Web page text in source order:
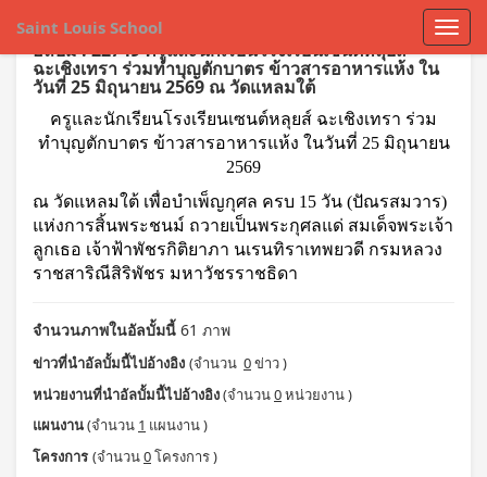
Saint Louis School
อัลบั้ม : 22749 ครูและนักเรียนโรงเรียนเซนต์หลุยส์
ฉะเชิงเทรา ร่วมทำบุญตักบาตร ข้าวสารอาหารแห้ง ใน
วันที่ 25 มิถุนายน 2569 ณ วัดแหลมใต้
ครูและนักเรียนโรงเรียนเซนต์หลุยส์ ฉะเชิงเทรา ร่วม
ทำบุญตักบาตร ข้าวสารอาหารแห้ง ในวันที่ 25 มิถุนายน
2569
ณ วัดแหลมใต้ เพื่อบำเพ็ญกุศล ครบ 15 วัน (ปัณรสมวาร)
แห่งการสิ้นพระชนม์ ถวายเป็นพระกุศลแด่ สมเด็จพระเจ้า
ลูกเธอ เจ้าฟ้าพัชรกิติยาภา นเรนทิราเทพยวดี กรมหลวง
ราชสาริณีสิริพัชร มหาวัชรราชธิดา
จำนวนภาพในอัลบั้มนี้ 61 ภาพ
ข่าวที่นำอัลบั้มนี้ไปอ้างอิง (จำนวน 0ข่าว )
หน่วยงานที่นำอัลบั้มนี้ไปอ้างอิง(จำนวน0หน่วยงาน )
แผนงาน(จำนวน 1 แผนงาน )
โครงการ (จำนวน0โครงการ )